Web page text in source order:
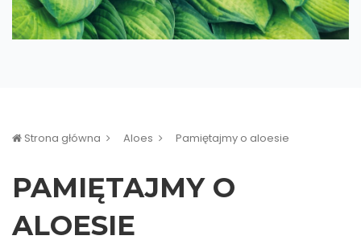
Strona główna Aloes Pamiętajmy o aloesie
PAMIĘTAJMY O
ALOESIE